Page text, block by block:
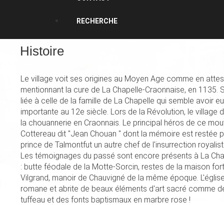
RECHERCHE
Histoire
Le village voit ses origines au Moyen Age comme en
mentionnant la cure de La Chapelle-Craonnaise, en 1135.
liée à celle de la famille de La Chapelle qui semble avoir
importante au 12e siècle. Lors de la Révolution, le village
la chouannerie en Craonnais. Le principal héros de ce
Cottereau dit "Jean Chouan " dont la mémoire est restée
prince de Talmontfut un autre chef de l'insurrection
Les témoignages du passé sont encore présents à La
: butte féodale de la Motte-Sorcin, restes de la maison
Vilgrand, manoir de Chauvigné de la même époque.
romane et abrite de beaux éléments d'art sacré comme
tuffeau et des fonts baptismaux en marbre rose !